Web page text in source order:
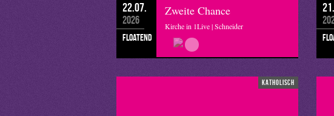
22.07.
2026
floatend
Zweite Chance
Kirche in 1Live | Schneider
katholisch